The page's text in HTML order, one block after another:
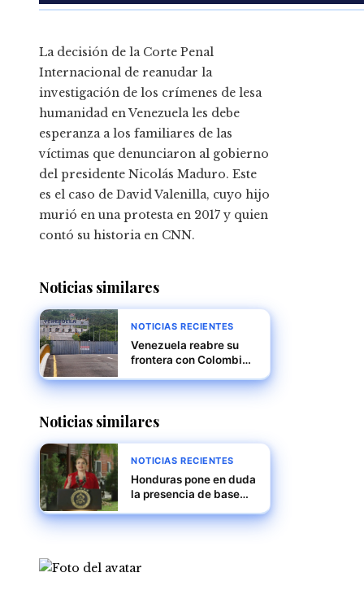
La decisión de la Corte Penal
Internacional de reanudar la
investigación de los crímenes de lesa
humanidad en Venezuela les debe
esperanza a los familiares de las
víctimas que denunciaron al gobierno
del presidente Nicolás Maduro. Este
es el caso de David Valenilla, cuyo hijo
murió en una protesta en 2017 y quien
contó su historia en CNN.
Noticias similares
NOTICIAS RECIENTES
Venezuela reabre su
frontera con Colombia
conspiración
Noticias similares
NOTICIAS RECIENTES
Honduras pone en duda
la presencia de base
posible ola de